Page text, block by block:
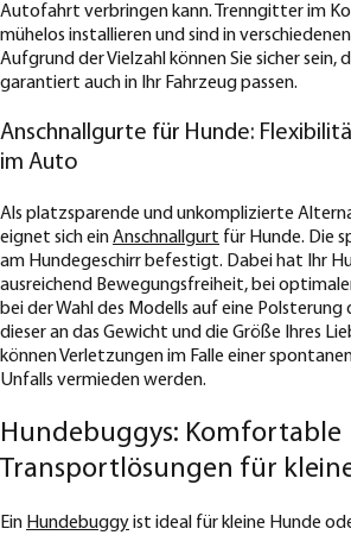
Autofahrt verbringen kann. Trenngitter im
mühelos installieren und sind in
Aufgrund der Vielzahl können Sie sicher sein,
garantiert auch in Ihr Fahrzeug passen.
Anschnallgurte für Hunde:
im Auto
Als platzsparende und unkomplizierte
eignet sich einAnschnallgurt für Hunde. Die
am Hundegeschirr befestigt. Dabei hat Ihr
ausreichend Bewegungsfreiheit, bei
bei der Wahl des Modells auf eine Polsterung
dieser an das Gewicht und die Größe Ihres
können Verletzungen im Falle einer
Unfalls vermieden werden.
Hundebuggys: Komfortable
Transportlösungen für
Ein Hundebuggyist ideal für kleine Hunde